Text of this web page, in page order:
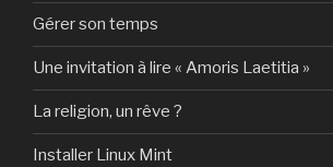
Gérer son temps
Une invitation à lire « Amoris Laetitia »
La religion, un rêve ?
Installer Linux Mint